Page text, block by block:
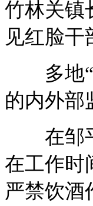
竹林关镇
见红脸
多地“
的内外部
在邹平
在工作时
严禁饮酒